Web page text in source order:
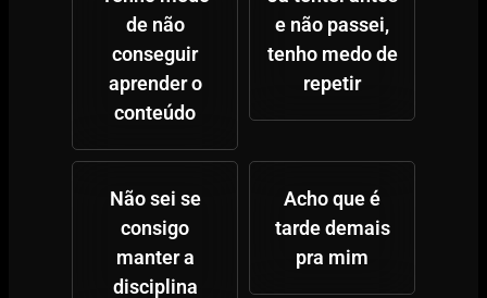
de não
conseguir
aprender o
conteúdo
e não passei,
tenho medo de
repetir
Não sei se
consigo
manter a
disciplina
Acho que é
tarde demais
pra mim